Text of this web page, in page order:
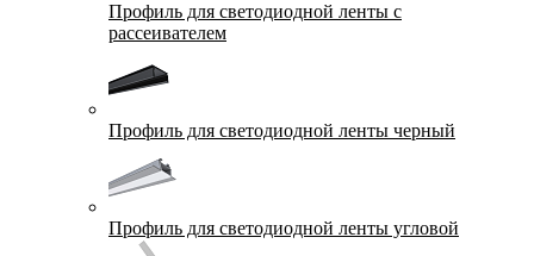
Профиль для светодиодной ленты с
рассеивателем
Профиль для светодиодной ленты черный
Профиль для светодиодной ленты угловой